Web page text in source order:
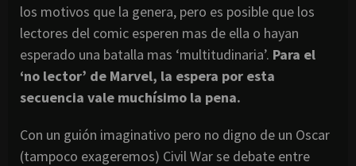
los motivos que la genera, pero es posible que los
lectores del comic esperen mas de ella o hayan
esperado una batalla mas ‘multitudinaria’. Para el
‘no lector’ de Marvel, la espera por esta
secuencia vale muchísimo la pena.
Con un guión imaginativo pero no digno de un Oscar
(tampoco exageremos) Civil War se debate entre